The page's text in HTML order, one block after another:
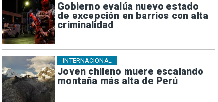
Gobierno evalúa nuevo estado
de excepción en barrios con alta
criminalidad
Joven chileno muere escalando
montaña más alta de Perú
INTERNACIONAL